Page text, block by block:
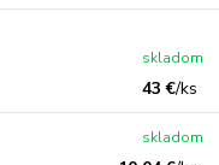
43 €/ks
skladom
skladom